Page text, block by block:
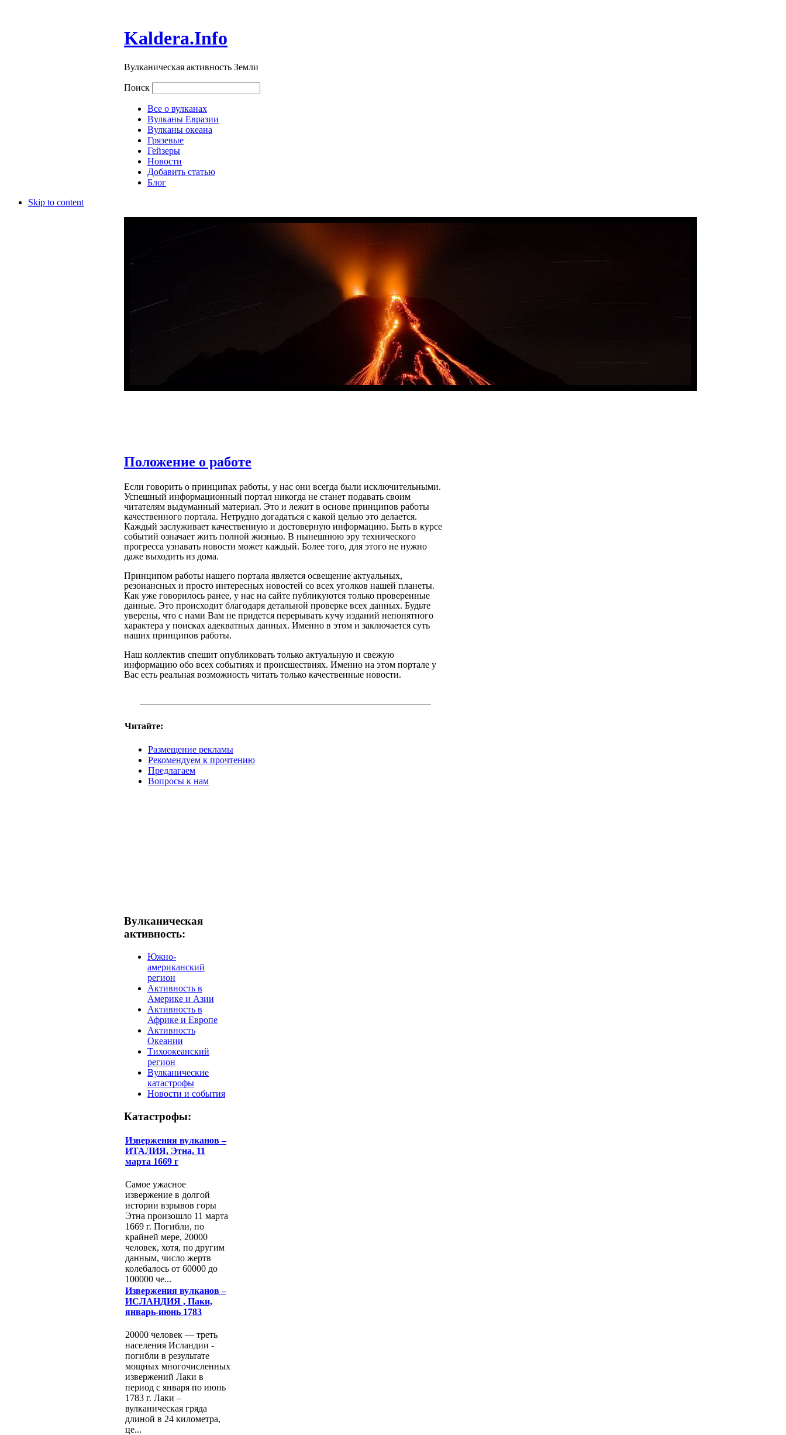
Kaldera.Info
Вулканическая активность Земли
Поиск
Все о вулканах
Вулканы Евразии
Вулканы океана
Грязевые
Гейзеры
Новости
Добавить статью
Блог
Skip to content
Положение о работе
Если говорить о принципах работы, у нас они всегда были исключительными.
Успешный информационный портал никогда не станет подавать своим
читателям выдуманный материал. Это и лежит в основе принципов работы
качественного портала. Нетрудно догадаться с какой целью это делается.
Каждый заслуживает качественную и достоверную информацию. Быть в курсе
событий означает жить полной жизнью. В нынешнюю эру технического
прогресса узнавать новости может каждый. Более того, для этого не нужно
даже выходить из дома.
Принципом работы нашего портала является освещение актуальных,
резонансных и просто интересных новостей со всех уголков нашей планеты.
Как уже говорилось ранее, у нас на сайте публикуются только проверенные
данные. Это происходит благодаря детальной проверке всех данных. Будьте
уверены, что с нами Вам не придется перерывать кучу изданий непонятного
характера у поисках адекватных данных. Именно в этом и заключается суть
наших принципов работы.
Наш коллектив спешит опубликовать только актуальную и свежую
информацию обо всех событиях и происшествиях. Именно на этом портале у
Вас есть реальная возможность читать только качественные новости.
Читайте:
Размещение рекламы
Рекомендуем к прочтению
Предлагаем
Вопросы к нам
Вулканическая
активность:
Южно-
американский
регион
Активность в
Америке и Азии
Активность в
Африке и Европе
Активность
Океании
Тихоокеанский
регион
Вулканические
катастрофы
Новости и события
Катастрофы:
Извержения вулканов –
ИТАЛИЯ, Этна, 11
марта 1669 г
Самое ужасное
извержение в долгой
истории взрывов горы
Этна произошло 11 марта
1669 г. Погибли, по
крайней мере, 20000
человек, хотя, по другим
данным, число жертв
колебалось от 60000 до
100000 че...
Извержения вулканов –
ИСЛАНДИЯ , Паки,
январь-июнь 1783
20000 человек — треть
населения Исландии -
погибли в результате
мощных многочисленных
извержений Лаки в
период с января по июнь
1783 г. Лаки –
вулканическая гряда
длиной в 24 километра,
це...